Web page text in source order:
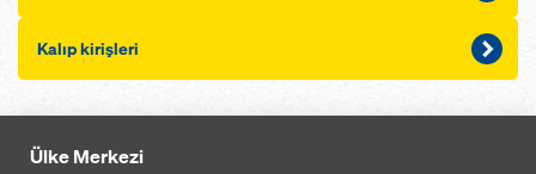
Kalıp kirişleri
Ülke Merkezi